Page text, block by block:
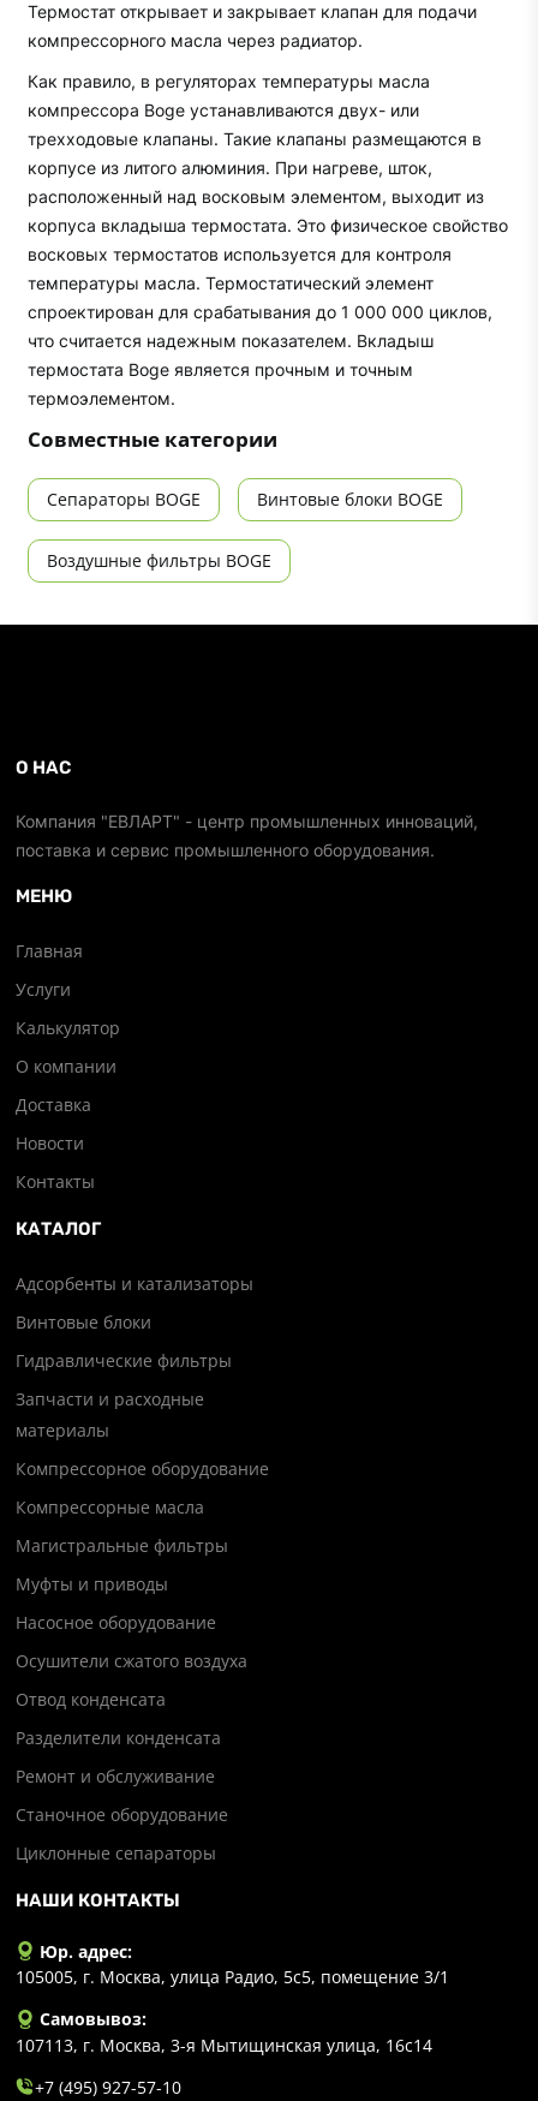
Термостат открывает и закрывает клапан для подачи
компрессорного масла через радиатор.
Как правило, в регуляторах температуры масла
компрессора Boge устанавливаются двух- или
трехходовые клапаны. Такие клапаны размещаются в
корпусе из литого алюминия. При нагреве, шток,
расположенный над восковым элементом, выходит из
корпуса вкладыша термостата. Это физическое свойство
восковых термостатов используется для контроля
температуры масла. Термостатический элемент
спроектирован для срабатывания до 1 000 000 циклов,
что считается надежным показателем. Вкладыш
термостата Boge является прочным и точным
термоэлементом.
Совместные категории
Сепараторы BOGE Винтовые блоки BOGE
Воздушные фильтры BOGE
О НАС
Компания "ЕВЛАРТ" - центр промышленных инноваций,
поставка и сервис промышленного оборудования.
МЕНЮ
Главная
Услуги
Калькулятор
О компании
Доставка
Новости
Контакты
КАТАЛОГ
Адсорбенты и катализаторы
Винтовые блоки
Гидравлические фильтры
Запчасти и расходные
материалы
Компрессорное оборудование
Компрессорные масла
Магистральные фильтры
Муфты и приводы
Насосное оборудование
Осушители сжатого воздуха
Отвод конденсата
Разделители конденсата
Ремонт и обслуживание
Станочное оборудование
Циклонные сепараторы
НАШИ КОНТАКТЫ
Юр. адрес:
105005, г. Москва, улица Радио, 5с5, помещение 3/1
Самовывоз:
107113, г. Москва, 3-я Мытищинская улица, 16с14
+7 (495) 927-57-10